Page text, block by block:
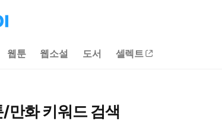
웹툰 웹소설 도서 셀렉트
/만화 키워드 검색